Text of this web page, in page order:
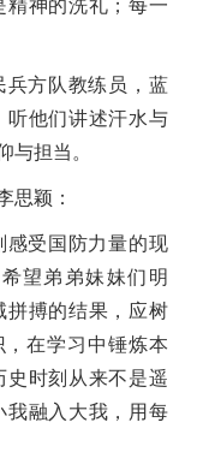
精神的洗礼；每一
兵方队教练员，蓝
听他们讲述汗水与
与担当。
思颖：
感受国防力量的现
望弟弟妹妹们明
拼搏的结果，应树
，在学习中锤炼本
史时刻从来不是遥
我融入大我，用每